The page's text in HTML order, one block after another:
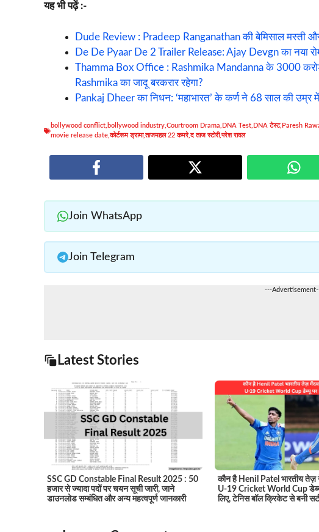
यह भी पढ़ें :-
Dude Review : Pradeep Ranganathan की बेमिसाल मस्ती
De De Pyaar De 2 Trailer Release: Ajay Devgn का नया
Thamma Box Office : Rashmika Mandanna के 3000 करोड़
Rashmika का जादू बरकरार रहेगा?
Pankaj Dheer का निधन: ‘महाभारत’ के कर्ण ने 68 साल की
bollywood conflict,bollywood industry,Courtroom Drama, DNA Test, DNA टेस्ट, Paresh
movie release date,कोर्टरूम ड्रामा,ताजमहल 22 कमरे,द ताज स्टोरी,परेश रावल
Join WhatsApp
Join Telegram
---
Latest Stories
SSC GD Constable Final Result 2025 : 50
हजार से ज्यादा पदों पर चयन सूची जारी, जाने
डाउनलोड सम्बंधित और अन्य महत्वपूर्ण जानकारी
कौन है Henil Patel भारतीय तेज़
U-19 Cricket World Cup
लिए, टेनिस बॉल क्रिकेट से बनी